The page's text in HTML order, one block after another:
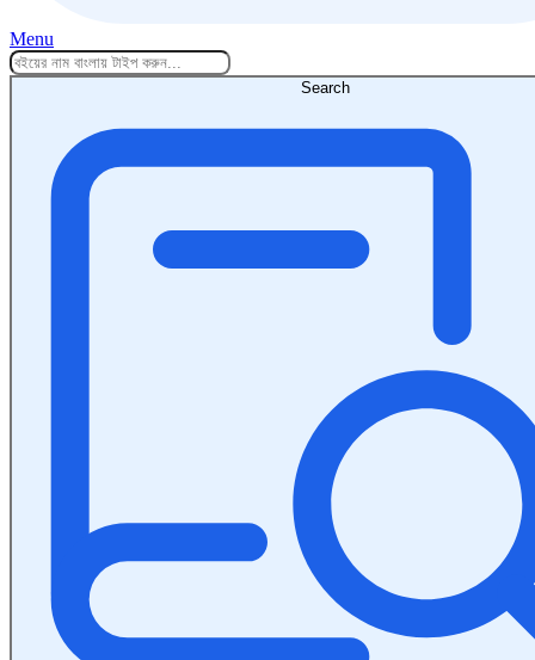
Menu
Search